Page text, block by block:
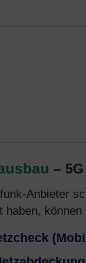
–
Anbieter
haben,